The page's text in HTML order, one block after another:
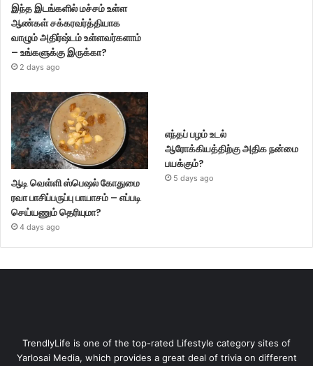
இந்த இடங்களில் மச்சம் உள்ள
ஆண்கள் சக்கரவர்த்தியாக
வாழும் அதிர்ஷ்டம் உள்ளவர்களாம்
– உங்களுக்கு இருக்கா?
2 days ago
ஆடி வெள்ளி ஸ்பெஷல் கோதுமை
ரவா பாசிப்பருப்பு பாயாசம் – எப்படி
செய்யணும் தெரியுமா?
4 days ago
எந்தப் பழம் உடல்
ஆரோக்கியத்திற்கு அதிக நன்மை
பயக்கும்?
5 days ago
TrendlyLife is one of the top-rated Lifestyle category sites of
Yarlosai Media, which provides a great deal of trivia on different